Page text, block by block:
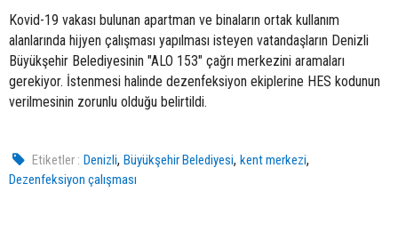
Kovid-19 vakası bulunan apartman ve binaların ortak kullanım
alanlarında hijyen çalışması yapılması isteyen vatandaşların Denizli
Büyükşehir Belediyesinin "ALO 153" çağrı merkezini aramaları
gerekiyor. İstenmesi halinde dezenfeksiyon ekiplerine HES kodunun
verilmesinin zorunlu olduğu belirtildi.
Etiketler : Denizli,Büyükşehir Belediyesi,kent merkezi,
Dezenfeksiyon çalışması